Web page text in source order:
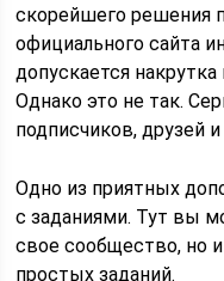
скорейшего решения
официального сайта
допускается
Однако это не так.
подписчиков, друзей
Одно из приятных
с заданиями. Тут вы
свое сообщество, но
простых заданий.